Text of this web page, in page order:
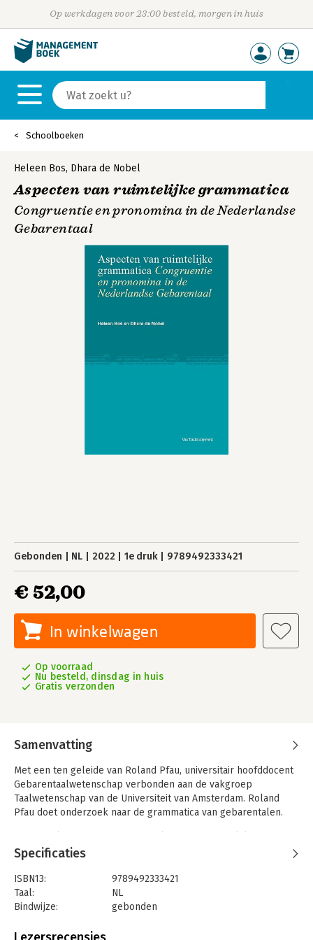
Op werkdagen voor 23:00 besteld, morgen in huis
Schoolboeken
Heleen Bos, Dhara de Nobel
Aspecten van ruimtelijke grammatica
Congruentie en pronomina in de Nederlandse
Gebarentaal
Gebonden NL 2022 1e druk 9789492333421
€ 52,00
In winkelwagen
Op voorraad
Nu besteld, dinsdag in huis
Gratis verzonden
Samenvatting
Met een ten geleide van Roland Pfau, universitair hoofddocent
Gebarentaalwetenschap verbonden aan de vakgroep
Taalwetenschap van de Universiteit van Amsterdam. Roland
Pfau doet onderzoek naar de grammatica van gebarentalen.
modificatie van werkwoordgebaren
in de Nederlandse Gebarentaal (NGT), een vormverandering die
door veel taalkundigen als een manifestatie van congruentie
wordt beschouwd,
vergelijkbaar met werkwoordcongruentie in gesproken talen.
auteurs de interactie tussen het markeren van congruentie en
Specificaties
ISBN13:
9789492333421
Taal:
NL
Bindwijze:
gebonden
Uitgever: